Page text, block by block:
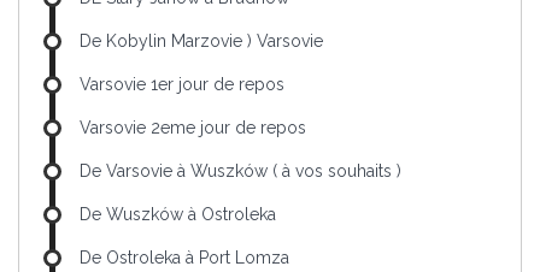
De Kobylin Marzovie ) Varsovie
Varsovie 1er jour de repos
Varsovie 2eme jour de repos
De Varsovie à Wuszków ( à vos souhaits )
De Wuszków à Ostroleka
De Ostroleka à Port Lomza